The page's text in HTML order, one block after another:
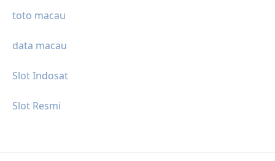
toto macau
data macau
Slot Indosat
Slot Resmi